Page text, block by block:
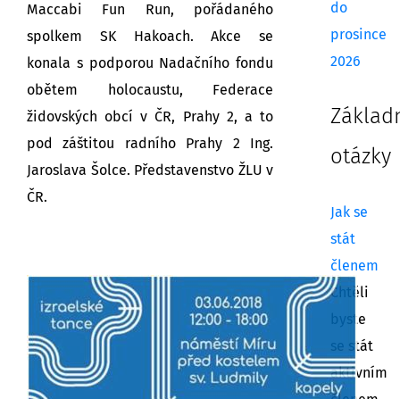
Maccabi Fun Run, pořádaného
spolkem SK Hakoach. Akce se
konala s podporou Nadačního fondu
obětem holocaustu, Federace
židovských obcí v ČR, Prahy 2, a to
pod záštitou radního Prahy 2 Ing.
Jaroslava Šolce. Představenstvo ŽLU v
ČR.
do
prosince
2026
otázky
Jak se
stát
členem
Chtěli
byste
se stát
aktivním